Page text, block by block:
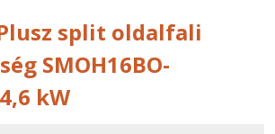
split oldalfali
SMOH16BO-
kW